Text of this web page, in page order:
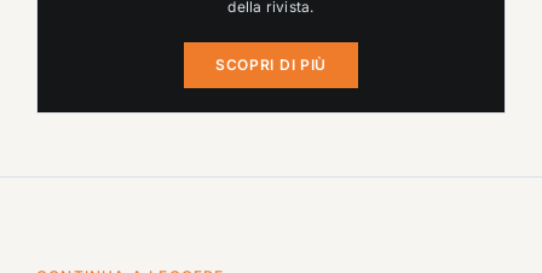
della rivista.
SCOPRI DI PIÙ